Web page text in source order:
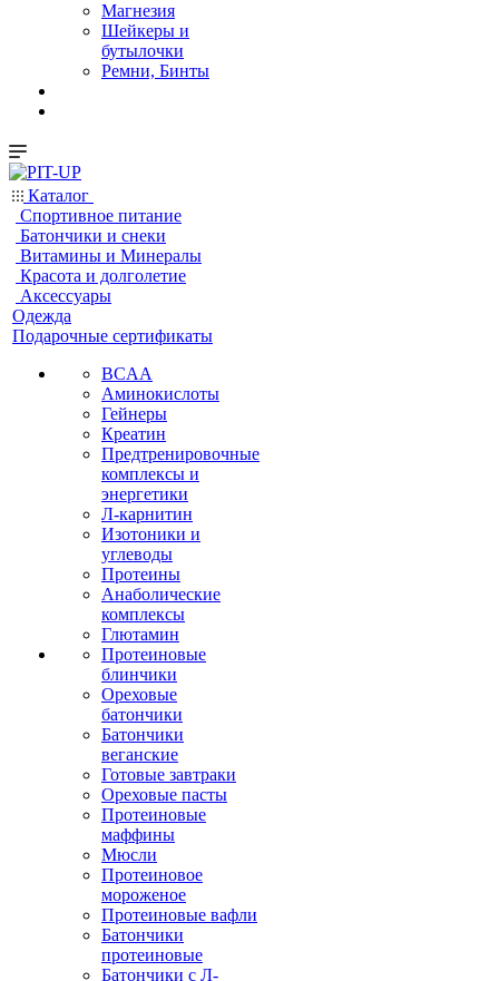
Магнезия
Шейкеры и
бутылочки
Ремни, Бинты
Каталог
Спортивное питание
Батончики и снеки
Витамины и Минералы
Красота и долголетие
Аксессуары
Одежда
Подарочные сертификаты
BCAA
Аминокислоты
Гейнеры
Креатин
Предтренировочные
комплексы и
энергетики
Л-карнитин
Изотоники и
углеводы
Протеины
Анаболические
комплексы
Глютамин
Протеиновые
блинчики
Ореховые
батончики
Батончики
веганские
Готовые завтраки
Ореховые пасты
Протеиновые
маффины
Мюсли
Протеиновое
мороженое
Протеиновые вафли
Батончики
протеиновые
Батончики с Л-